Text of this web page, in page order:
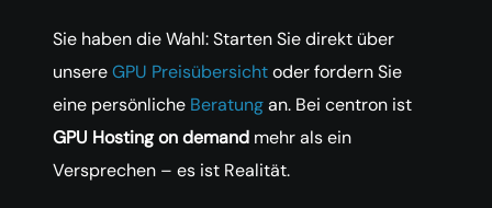
Sie haben die Wahl: Starten Sie direkt über
unsereGPU Preisübersichtoder fordern Sie
eine persönliche Beratungan. Bei centron ist
GPU Hosting on demand mehr als ein
Versprechen – es ist Realität.